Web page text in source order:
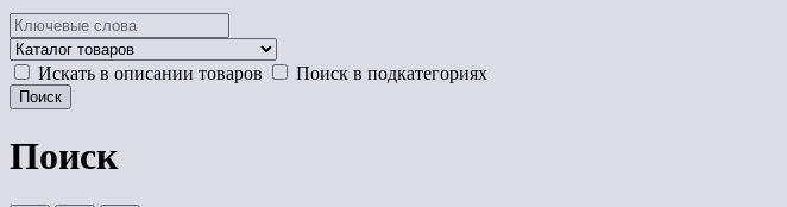
Искать в описании товаров Поиск в подкатегориях
Поиск